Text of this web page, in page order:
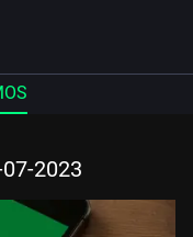
07-2023